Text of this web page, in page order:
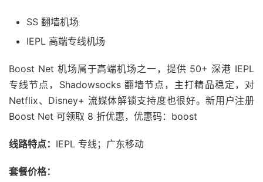
SS 翻墙机场
IEPL 高端专线机场
Boost Net 机场属于高端机场之一，提供 50+ 深港 IEPL
专线节点，Shadowsocks 翻墙节点，主打精品稳定，对
Netflix、Disney+ 流媒体解锁支持度也很好。新用户注册
Boost Net 可领取 8 折优惠，优惠码：boost
线路特点： IEPL 专线；广东移动
套餐价格：